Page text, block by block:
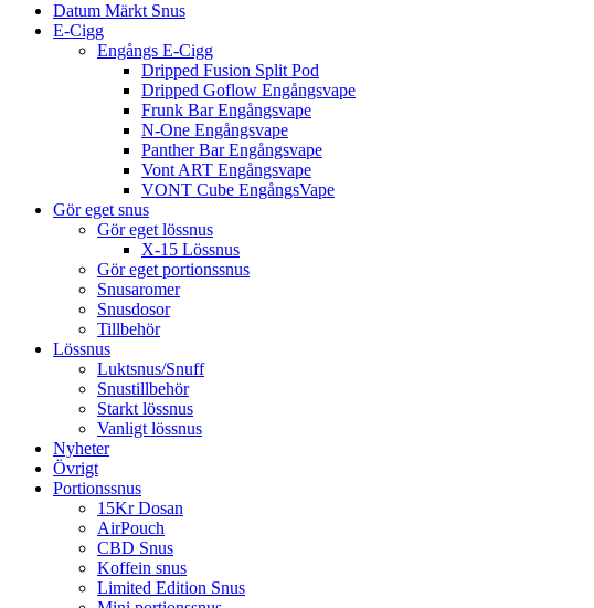
Datum Märkt Snus
E-Cigg
Engångs E-Cigg
Dripped Fusion Split Pod
Dripped Goflow Engångsvape
Frunk Bar Engångsvape
N-One Engångsvape
Panther Bar Engångsvape
Vont ART Engångsvape
VONT Cube EngångsVape
Gör eget snus
Gör eget lössnus
X-15 Lössnus
Gör eget portionssnus
Snusaromer
Snusdosor
Tillbehör
Lössnus
Luktsnus/Snuff
Snustillbehör
Starkt lössnus
Vanligt lössnus
Nyheter
Övrigt
Portionssnus
15Kr Dosan
AirPouch
CBD Snus
Koffein snus
Limited Edition Snus